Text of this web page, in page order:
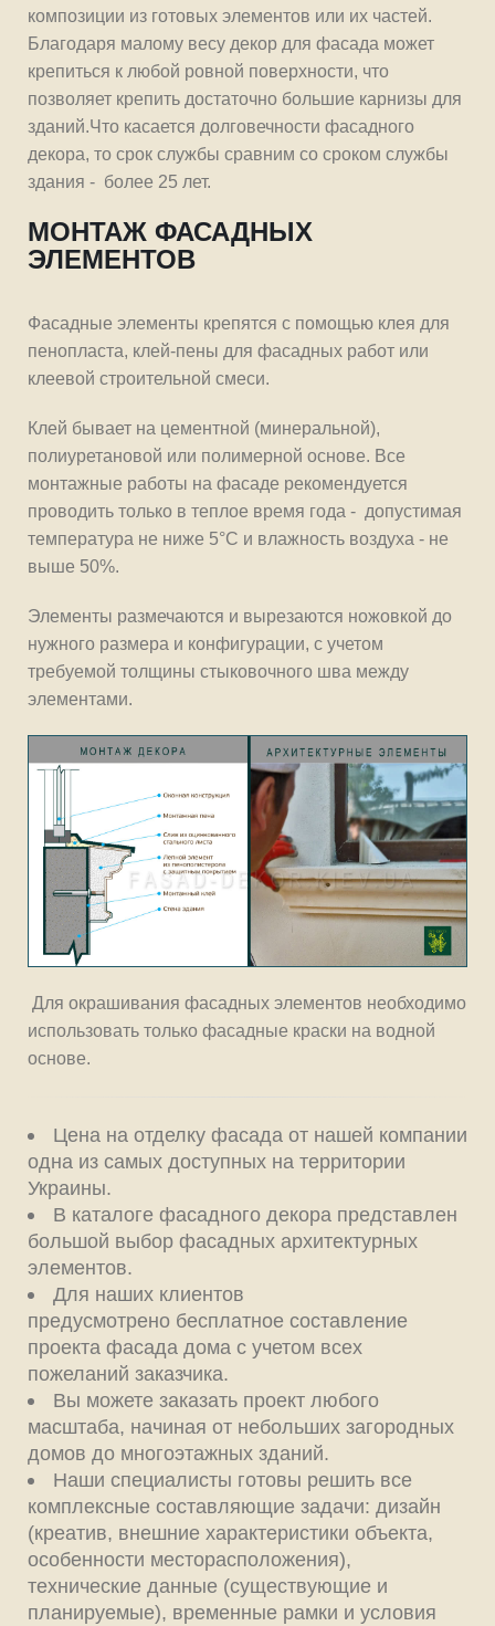
композиции из готовых элементов или их частей.
Благодаря малому весу декор для фасада может
крепиться к любой ровной поверхности, что
позволяет крепить достаточно большие карнизы для
зданий.Что касается долговечности фасадного
декора, то срок службы сравним со сроком службы
здания - более 25 лет.
МОНТАЖ ФАСАДНЫХ
ЭЛЕМЕНТОВ
Фасадные элементы крепятся с помощью клея для
пенопласта, клей‐пены для фасадных работ или
клеевой строительной смеси.
Клей бывает на цементной (минеральной),
полиуретановой или полимерной основе. Все
монтажные работы на фасаде рекомендуется
проводить только в теплое время года - допустимая
температура не ниже 5°С и влажность воздуха - не
выше 50%.
Элементы размечаются и вырезаются ножовкой до
нужного размера и конфигурации, с учетом
требуемой толщины стыковочного шва между
элементами.
Для окрашивания фасадных элементов необходимо
использовать только фасадные краски на водной
основе.
Цена на отделку фасада от нашей компании
одна из самых доступных на территории
Украины.
В каталоге фасадного декора представлен
большой выбор фасадных архитектурных
элементов.
Для наших клиентов
предусмотрено бесплатное составление
проекта фасада дома с учетом всех
пожеланий заказчика.
Вы можете заказать проект любого
масштаба, начиная от небольших загородных
домов до многоэтажных зданий.
Наши специалисты готовы решить все
комплексные составляющие задачи: дизайн
(креатив, внешние характеристики объекта,
особенности месторасположения),
технические данные (существующие и
планируемые), временные рамки и условия